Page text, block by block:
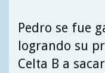
Pedro se fue
logrando su
Celta B a